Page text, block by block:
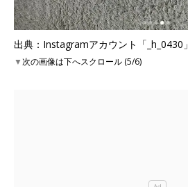
出典：Instagramアカウント「_h_0430」
▼次の画像は下へスクロール (5/6)